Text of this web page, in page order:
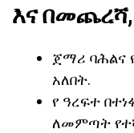
እና በመጨረሻ,
ጀማሪ ባሕልና
አለበት.
የ ዓረፍተ
ለመምጣት